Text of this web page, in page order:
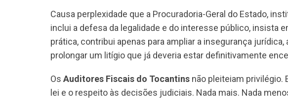
Causa perplexidade que a Procuradoria-Geral do Estado,
inclui a defesa da legalidade e do interesse público, insista
prática, contribui apenas para ampliar a insegurança
prolongar um litígio que já deveria estar definitivamente
Os Auditores Fiscais do Tocantins não pleiteiam privilégio.
lei e o respeito às decisões judiciais. Nada mais. Nada